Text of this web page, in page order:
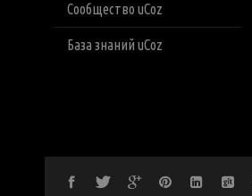
Сообщество uCoz
База знаний uCoz